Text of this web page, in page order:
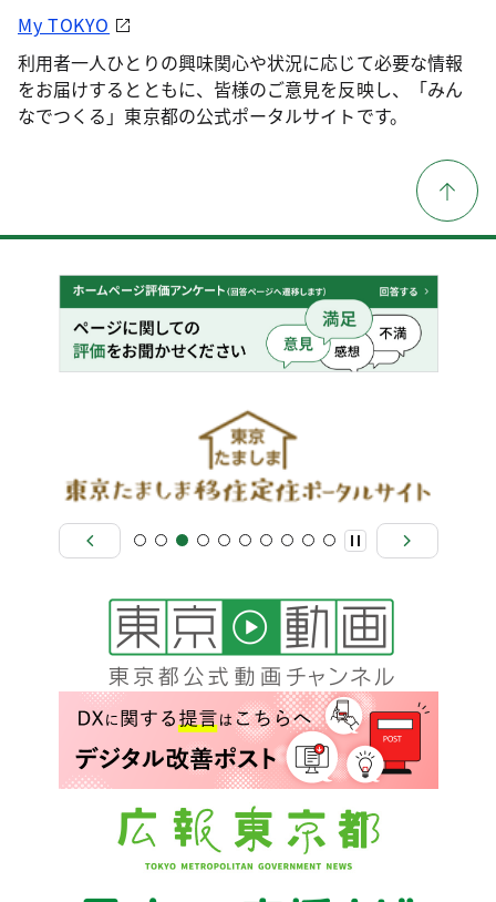
My TOKYO
利用者一人ひとりの興味関心や状況に応じて必要な情報
をお届けするとともに、皆様のご意見を反映し、「みん
なでつくる」東京都の公式ポータルサイトです。